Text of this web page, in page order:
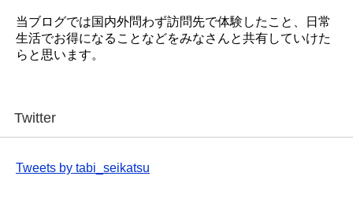
当ブログでは国内外問わず訪問先で体験したこと、日常
生活でお得になることなどをみなさんと共有していけた
らと思います。
Twitter
Tweets by tabi_seikatsu